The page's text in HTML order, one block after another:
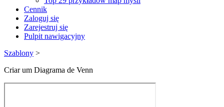
Cennik
Zaloguj się
Zarejestruj się
Pulpit nawigacyjny
Szablony >
Criar um Diagrama de Venn